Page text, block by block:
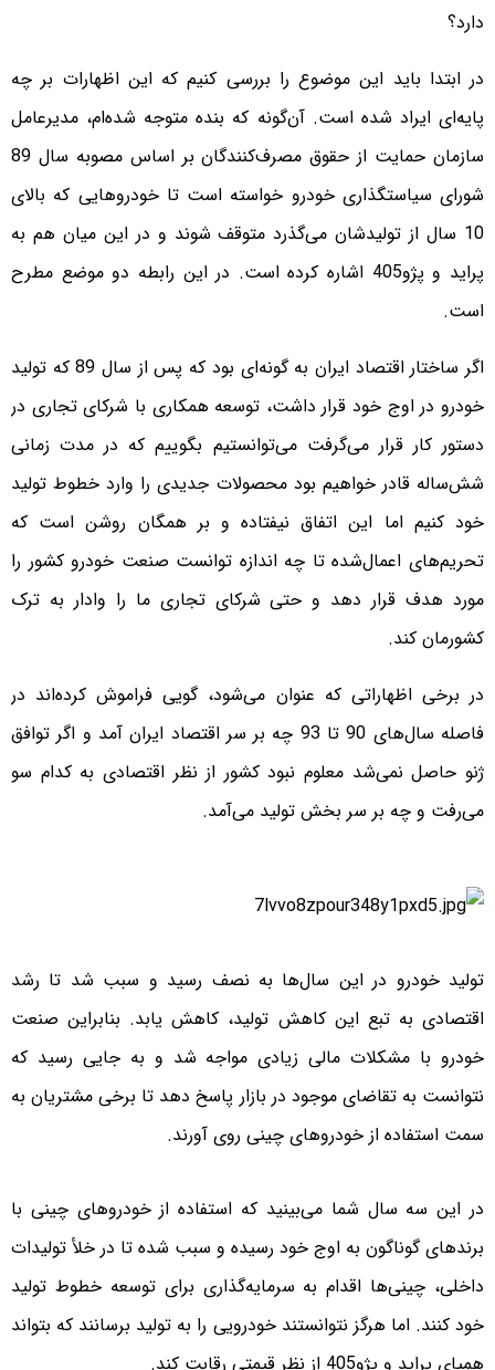
دارد؟
در ابتدا باید این موضوع را بررسی کنیم که این اظهارات بر چه
پایه‌ای ایراد شده است. آن‌گونه که بنده متوجه شده‌ام، مدیر‌‌عامل
سازمان حمایت از حقوق مصرف‌کنندگان بر اساس مصوبه سال 89
شورای سیاستگذاری خودرو خواسته است تا خودروهایی که بالای
10 سال از تولیدشان می‌گذرد متوقف شوند و در این میان هم به
پراید و پژو‌405 اشاره کرده است. در این رابطه دو موضع مطرح
است.
اگر ساختار اقتصاد ایران به گونه‌ای بود که پس از سال 89 که تولید
خودرو در اوج خود قرار داشت، توسعه همکاری با شرکای تجاری در
دستور کار قرار می‌گرفت می‌توانستیم بگوییم که در مدت زمانی
شش‌ساله قادر خواهیم بود محصولات جدیدی را وارد خطوط تولید
خود کنیم اما این اتفاق نیفتاده و بر همگان روشن است که
تحریم‌های اعمال‌شده تا چه اندازه توانست صنعت خودرو کشور را
مورد هدف قرار دهد و حتی شرکای تجاری ما را وادار به ترک
کشورمان کند.
در برخی اظهاراتی که عنوان می‌شود، گویی فراموش کرده‌اند در
فاصله سال‌های 90 تا 93 چه بر سر اقتصاد ایران آمد و اگر توافق
ژنو حاصل نمی‌شد معلوم نبود کشور از نظر اقتصادی به کدام سو
می‌رفت و چه بر سر بخش تولید می‌آمد.
تولید خودرو در این سال‌ها به نصف رسید و سبب شد تا رشد
اقتصادی به تبع این کاهش تولید، کاهش یابد. بنابراین صنعت
خودرو با مشکلات مالی زیادی مواجه شد و به جایی رسید که
نتوانست به تقاضای موجود در بازار پاسخ دهد تا برخی مشتریان به
سمت استفاده از خودروهای چینی روی آورند.
در این سه سال شما می‌بینید که استفاده از خودروهای چینی با
برندهای گوناگون به اوج خود رسیده و سبب شده تا در خلأ تولیدات
داخلی، چینی‌ها اقدام به سرمایه‌گذاری برای توسعه خطوط تولید
خود کنند. اما هر‌گز نتوانستند خودرویی را به تولید برسانند که بتواند
همپای پراید و پژو‌405 از نظر قیمتی رقابت کند.